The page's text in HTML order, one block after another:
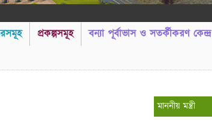
প্রকল্পসমূহ বন্যা পূর্বাভাস ও সতর্কীকরণ কেন্দ্র
মাননীয় মন্ত্রী